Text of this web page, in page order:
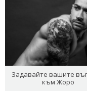
Задавайте вашите
към Жоро